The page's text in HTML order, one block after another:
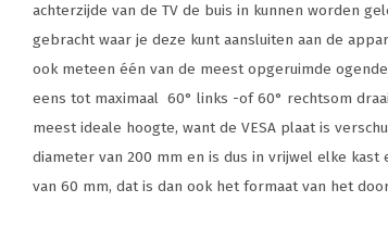
achterzijde van de TV de buis in kunnen worden
gebracht waar je deze kunt aansluiten aan de
ook meteen één van de meest opgeruimde
eens tot maximaal 60° links -of 60° rechtsom
meest ideale hoogte, want de VESA plaat is
diameter van 200 mm en is dus in vrijwel elke
van 60 mm, dat is dan ook het formaat van het